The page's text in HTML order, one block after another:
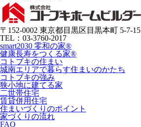
〒152-0002 東京都目黒区目黒本町 5-7-15
TEL：03-3760-2017
smart2030 零和の家®
健康長寿をつくる家®
コトブキの住まい
城南エリアで暮らす住まいのかたち
コトブキの強み
狭小地に建てる家
二世帯住宅
賃貸併用住宅
住まいづくりのポイント
家づくりの流れ
FAQ